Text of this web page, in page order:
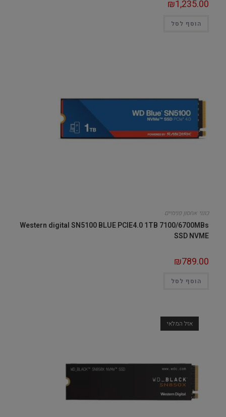
₪1,235.00
הוסף לסל
כונני אחסון פנימיים
Western digital SN5100 BLUE PCIE4.0 1TB 7100/6700MBs
SSD NVME
₪789.00
הוסף לסל
אזל המלאי